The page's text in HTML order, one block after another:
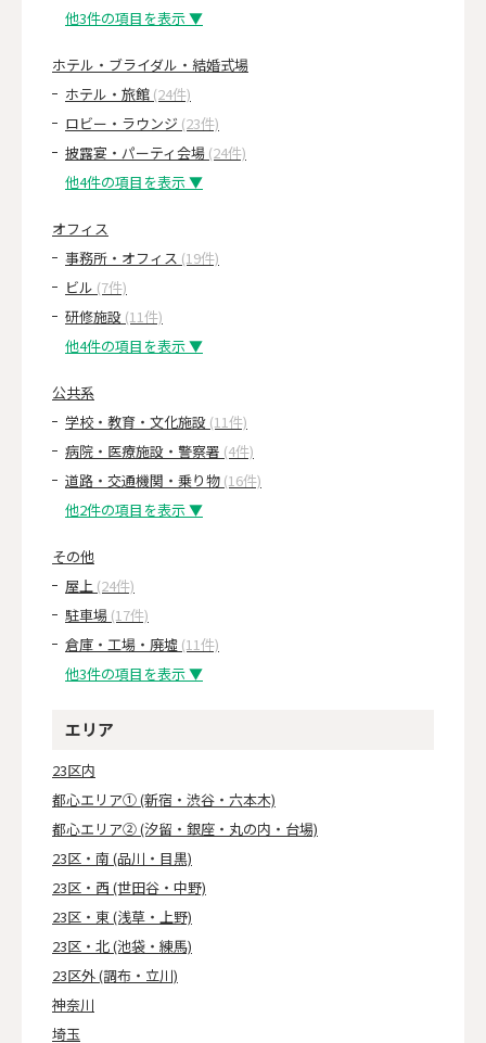
他3件の項目を表示 ▼
ホテル・ブライダル・結婚式場
ホテル・旅館 (24件)
ロビー・ラウンジ (23件)
披露宴・パーティ会場 (24件)
他4件の項目を表示 ▼
オフィス
事務所・オフィス (19件)
ビル (7件)
研修施設 (11件)
他4件の項目を表示 ▼
公共系
学校・教育・文化施設 (11件)
病院・医療施設・警察署 (4件)
道路・交通機関・乗り物 (16件)
他2件の項目を表示 ▼
その他
屋上 (24件)
駐車場 (17件)
倉庫・工場・廃墟 (11件)
他3件の項目を表示 ▼
エリア
23区内
都心エリア① (新宿・渋谷・六本木)
都心エリア② (汐留・銀座・丸の内・台場)
23区・南 (品川・目黒)
23区・西 (世田谷・中野)
23区・東 (浅草・上野)
23区・北 (池袋・練馬)
23区外 (調布・立川)
神奈川
埼玉